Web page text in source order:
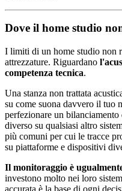
Dove il home studio
I limiti di un home studio non
attrezzature. Riguardano
competenza tecnica.
Una stanza non trattata
su come suona davvero il tuo
perfezionare un bilanciamento
diverso su qualsiasi altro
più comuni per cui le tracce
su piattaforme e dispositivi
Il monitoraggio è
investono molto nei loro